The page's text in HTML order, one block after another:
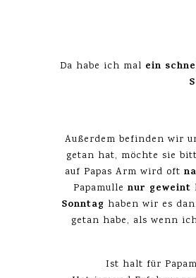
Da habe ich mal ein
Außerdem befinden wir
getan hat, möchte sie
auf Papas Arm wird oft
Papamulle nur geweint
Sonntag haben wir es
getan habe, als wenn
Ist halt für